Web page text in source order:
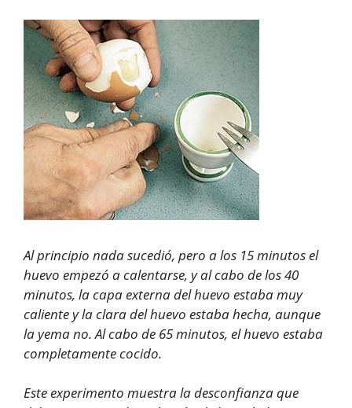
Al principio nada sucedió, pero a los 15 minutos el
huevo empezó a calentarse, y al cabo de los 40
minutos, la capa externa del huevo estaba muy
caliente y la clara del huevo estaba hecha, aunque
la yema no. Al cabo de 65 minutos, el huevo estaba
completamente cocido.
Este experimento muestra la desconfianza que